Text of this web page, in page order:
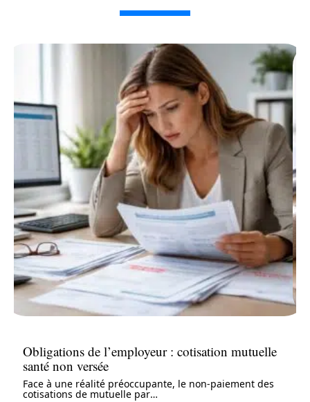
Obligations de l’employeur : cotisation mutuelle
santé non versée
Face à une réalité préoccupante, le non-paiement des
cotisations de mutuelle par…